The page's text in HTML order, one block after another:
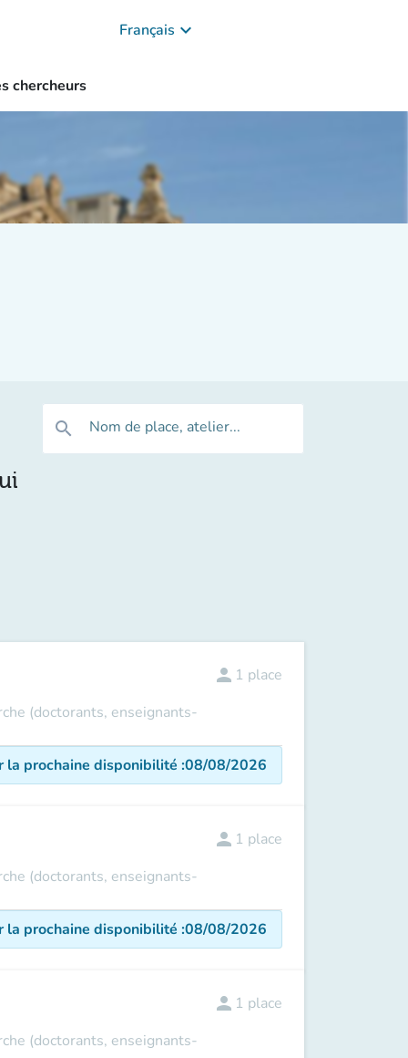
Français keyboard_arrow_down
chercheurs
search Nom de place, atelier...
(doctorants, enseignants-
person 1 place
la prochaine disponibilité :08/08/2026
(doctorants, enseignants-
person 1 place
la prochaine disponibilité :08/08/2026
(doctorants, enseignants-
person 1 place